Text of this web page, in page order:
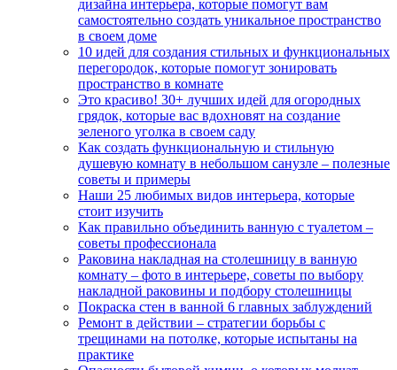
дизайна интерьера, которые помогут вам
самостоятельно создать уникальное пространство
в своем доме
10 идей для создания стильных и функциональных
перегородок, которые помогут зонировать
пространство в комнате
Это красиво! 30+ лучших идей для огородных
грядок, которые вас вдохновят на создание
зеленого уголка в своем саду
Как создать функциональную и стильную
душевую комнату в небольшом санузле – полезные
советы и примеры
Наши 25 любимых видов интерьера, которые
стоит изучить
Как правильно объединить ванную с туалетом –
советы профессионала
Раковина накладная на столешницу в ванную
комнату – фото в интерьере, советы по выбору
накладной раковины и подбору столешницы
Покраска стен в ванной 6 главных заблуждений
Ремонт в действии – стратегии борьбы с
трещинами на потолке, которые испытаны на
практике